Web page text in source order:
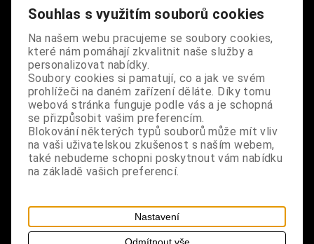
Dodání dny: skladem
Velikost:
M
Cena:990 Kč
Koupit
Dodání dny:skladem
Velikost:
S
Cena:1 490 Kč
Koupit
Souhlas s využitím souborů cookies
Na našem webu pracujeme se soubory cookies,
které nám pomáhají zkvalitnit naše služby a
personalizovat nabídky.
Soubory cookies si pamatují, co a jak ve svém
prohlížeči na daném zařízení děláte. Díky tomu
webová stránka funguje podle vás a je schopná
se přizpůsobit vašim preferencím.
Blokování některých typů souborů může mít vliv
na vaši uživatelskou zkušenost s naším webem,
také nebudeme schopni poskytnout vám nabídku
na základě vašich preferencí.
Nastavení